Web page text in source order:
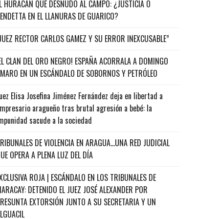
HURACÁN QUE DESNUDÓ AL CAMPO: ¿JUSTICIA O
EN EL LLANURAS DE GUARICO?
RECTOR CARLOS GAMEZ Y SU ERROR INEXCUSABLE”
CLAN DEL ORO NEGRO! ESPAÑA ACORRALA A DOMINGO
EN UN ESCÁNDALO DE SOBORNOS Y PETRÓLEO
Elisa Josefina Jiménez Fernández deja en libertad a
aragueño tras brutal agresión a bebé: la
sacude a la sociedad
DE VIOLENCIA EN ARAGUA…UNA RED JUDICIAL
OPERA A PLENA LUZ DEL DÍA
ROJA | ESCÁNDALO EN LOS TRIBUNALES DE
DETENIDO EL JUEZ JOSÉ ALEXANDER POR
EXTORSIÓN JUNTO A SU SECRETARIA Y UN